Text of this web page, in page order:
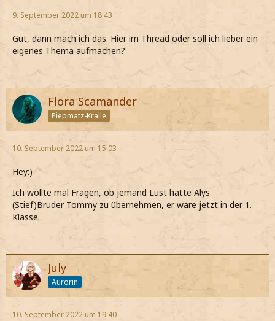
9. September 2022 um 18:43
Gut, dann mach ich das. Hier im Thread oder soll ich lieber ein
eigenes Thema aufmachen?
Flora Scamander
Piepmatz-Kralle
10. September 2022 um 15:03
Hey:)
Ich wollte mal Fragen, ob jemand Lust hätte Alys
(Stief)Bruder Tommy zu übernehmen, er wäre jetzt in der 1.
Klasse.
July
Aurorin
10. September 2022 um 19:40